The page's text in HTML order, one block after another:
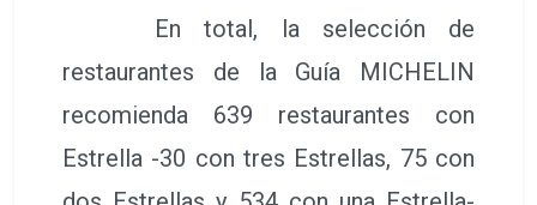
En total, la selección de
restaurantes de la Guía MICHELIN
recomienda 639 restaurantes con
Estrella -30 con tres Estrellas, 75 con